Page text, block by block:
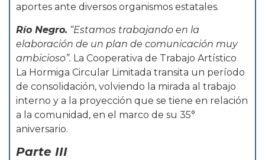
aportes ante diversos organismos estatales.
Río Negro. “Estamos trabajando en la
elaboración de un plan de comunicación muy
ambicioso”. La Cooperativa de Trabajo Artístico
La Hormiga Circular Limitada transita un período
de consolidación, volviendo la mirada al trabajo
interno y a la proyección que se tiene en relación
a la comunidad, en el marco de su 35°
aniversario.
Parte III